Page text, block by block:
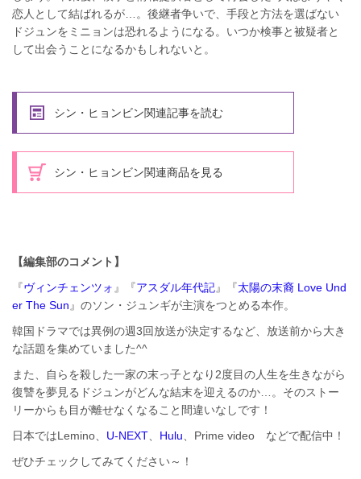
恋人として結ばれるが…。後継者争いで、手段と方法を選ばない
ドジュンをミニョンは恐れるようになる。いつか検事と被疑者と
して出会うことになるかもしれないと。
シン・ヒョンビン関連記事を読む
シン・ヒョンビン関連商品を見る
【編集部のコメント】
『ヴィンチェンツォ 』『アスダル年代記』『太陽の末裔 Love Und
er The Sun』のソン・ジュンギが主演をつとめる本作。
韓国ドラマでは異例の週3回放送が決定するなど、放送前から大き
な話題を集めていました^^
また、自らを殺した一家の末っ子となり2度目の人生を生きながら
復讐を夢見るドジュンがどんな結末を迎えるのか…。そのストー
リーからも目が離せなくなること間違いなしです！
日本ではLemino、 U-NEXT、 Hulu、Prime video などで配信中！
ぜひチェックしてみてください～！